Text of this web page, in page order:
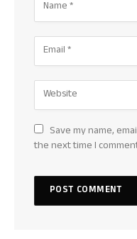
Save my name,
the next time I